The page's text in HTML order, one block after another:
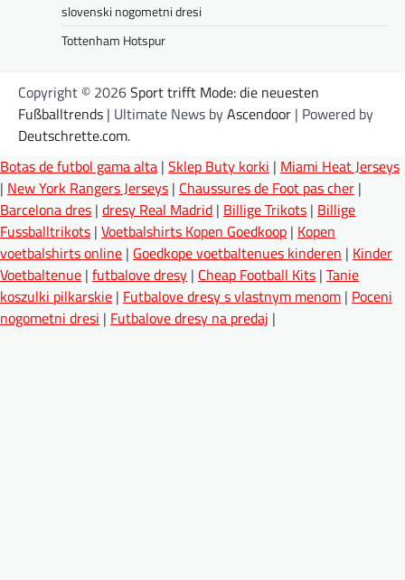
slovenski nogometni dresi
Tottenham Hotspur
Copyright © 2026Sport trifft Mode: die neuesten
Fußballtrends | Ultimate News byAscendoor | Powered by
Deutschrette.com.
Botas de futbol gama alta | Sklep Buty korki | Miami Heat Jerseys
| New York Rangers Jerseys | Chaussures de Foot pas cher |
Barcelona dres | dresy Real Madrid | Billige Trikots | Billige
Fussballtrikots | Voetbalshirts Kopen Goedkoop | Kopen
voetbalshirts online | Goedkope voetbaltenues kinderen | Kinder
Voetbaltenue | futbalove dresy | Cheap Football Kits | Tanie
koszulki pilkarskie | Futbalove dresy s vlastnym menom | Poceni
nogometni dresi | Futbalove dresy na predaj |